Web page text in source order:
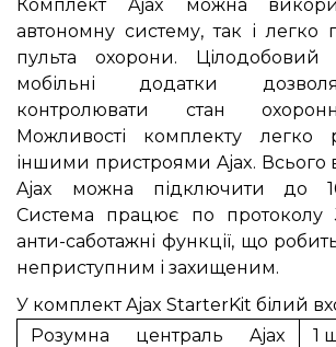
Комплект Ajax можна
автономну систему, так і легко
пульта охорони. Цілодобовий
мобільні додатки
контролювати стан
Можливості комплекту легко
іншими пристроями Ajax. Всього
Ajax можна підключити до
Система працює по протоколу
анти-саботажні функції, що
неприступним і захищеним.
У комплект Ajax StarterKit білий
Розумна централь Ajax
1